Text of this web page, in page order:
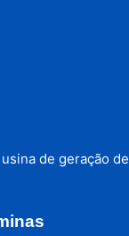
de geração de